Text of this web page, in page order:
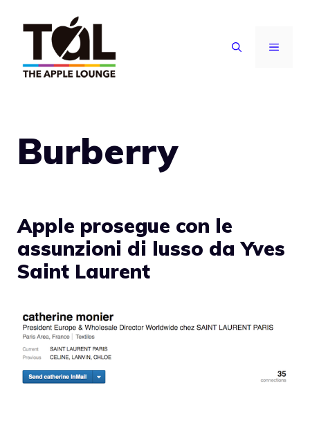
contenuto
MENU
Burberry
Apple prosegue con le
assunzioni di lusso da Yves
Saint Laurent